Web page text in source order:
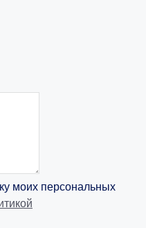
моих персональных